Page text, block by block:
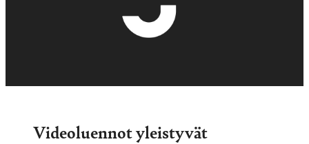
Videoluennot yleistyvät